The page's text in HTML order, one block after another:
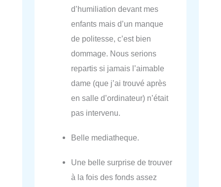
d’humiliation devant mes
enfants mais d’un manque
de politesse, c’est bien
dommage. Nous serions
repartis si jamais l’aimable
dame (que j’ai trouvé après
en salle d’ordinateur) n’était
pas intervenu.
Belle mediatheque.
Une belle surprise de trouver
à la fois des fonds assez